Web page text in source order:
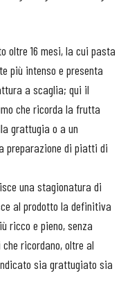
oltre 16 mesi, la cui pasta
più intenso e presenta
a scaglia; qui il
che ricorda la frutta
grattugia o a un
preparazione di piatti di
una stagionatura di
al prodotto la definitiva
ricco e pieno, senza
ricordano, oltre al
sia grattugiato sia